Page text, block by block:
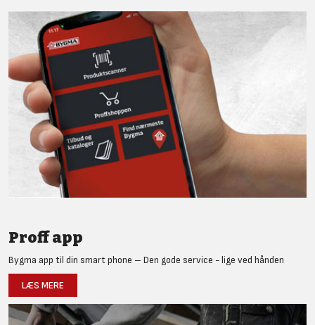
Proff app
Bygma app til din smart phone – Den gode service - lige ved hånden
LÆS MERE